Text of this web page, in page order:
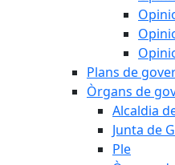
Plans de
Òrgans de
Alcaldia
Junta de
Ple